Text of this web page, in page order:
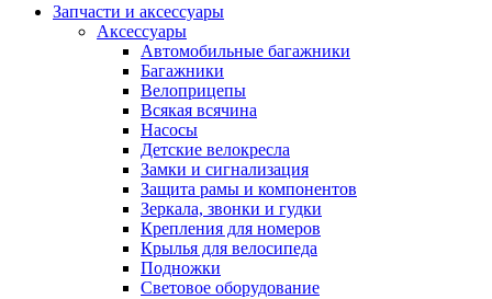
Запчасти и аксессуары
Аксессуары
Автомобильные багажники
Багажники
Велоприцепы
Всякая всячина
Насосы
Детские велокресла
Замки и сигнализация
Защита рамы и компонентов
Зеркала, звонки и гудки
Крепления для номеров
Крылья для велосипеда
Подножки
Световое оборудование